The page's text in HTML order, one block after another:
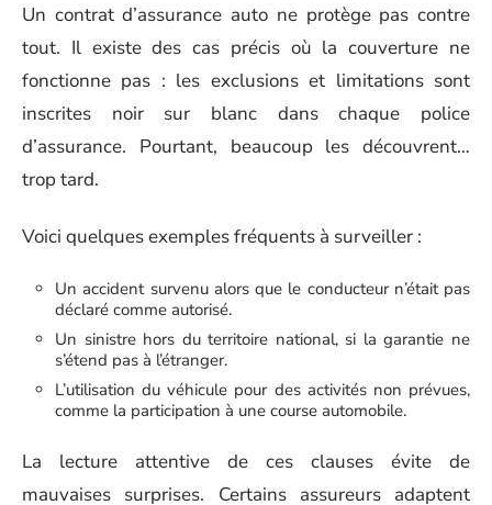
Un contrat d’assurance auto ne protège pas contre
tout. Il existe des cas précis où la couverture ne
fonctionne pas : les exclusions et limitations sont
inscrites noir sur blanc dans chaque police
d’assurance. Pourtant, beaucoup les découvrent…
trop tard.
Voici quelques exemples fréquents à surveiller :
Un accident survenu alors que le conducteur n’était pas
déclaré comme autorisé.
Un sinistre hors du territoire national, si la garantie ne
s’étend pas à l’étranger.
L’utilisation du véhicule pour des activités non prévues,
comme la participation à une course automobile.
La lecture attentive de ces clauses évite de
mauvaises surprises. Certains assureurs adaptent